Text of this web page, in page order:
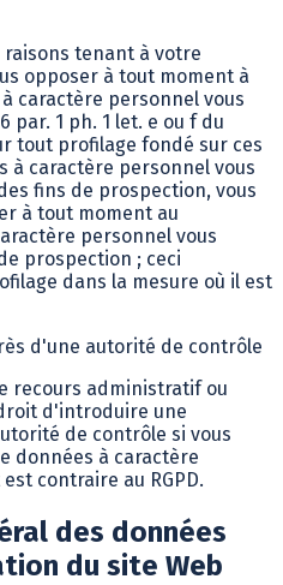
raisons tenant à votre
opposer à tout moment à
caractère personnel vous
1 ph. 1 let. e ou f du
tout profilage fondé sur ces
à caractère personnel vous
fins de prospection, vous
à tout moment au
personnel vous
prospection ; ceci
dans la mesure où il est
d'une autorité de contrôle
recours administratif ou
d'introduire une
de contrôle si vous
données à caractère
contraire au RGPD.
des données
du site Web